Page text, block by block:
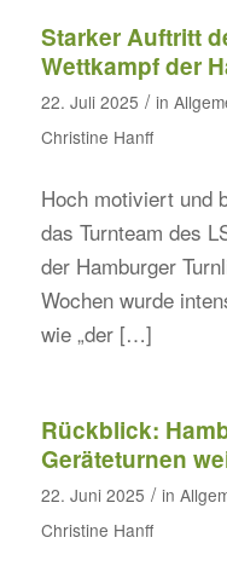
Starker Auftritt
Wettkampf der
22. Juli 2025 / in
Christine Hanff
Hoch motiviert und
das Turnteam des
der Hamburger
Wochen wurde
wie „der […]
Rückblick:
Geräteturnen
22. Juni 2025 / in
Christine Hanff